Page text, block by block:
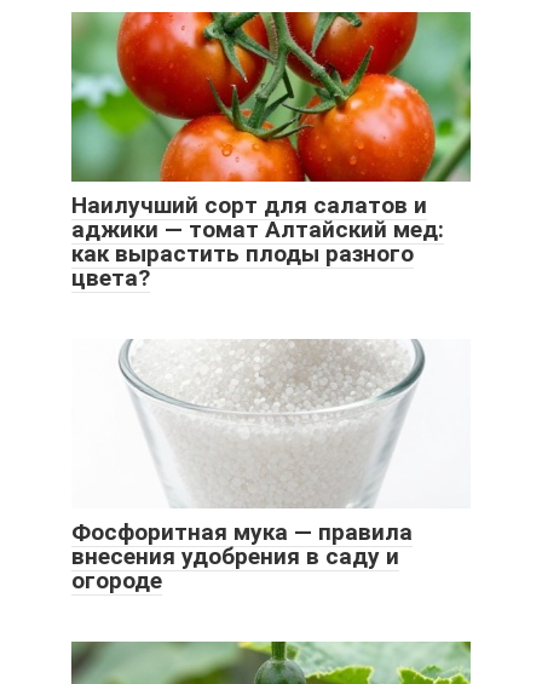
Наилучший сорт для салатов и
аджики — томат Алтайский мед:
как вырастить плоды разного
цвета?
Фосфоритная мука — правила
внесения удобрения в саду и
огороде